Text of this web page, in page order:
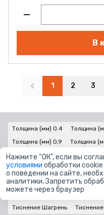
В
1 2 3
Тиснение Гладкое матовое
Тиснение Классическое
Тиснение Лофт
Тиснение
Тиснение Шагрень
Толщина (мм) 0.4 Толщина
Толщина (мм) 0,9
Толщина
Толщина (мм) 2
Нажмите “ОК”, если вы
условиями обработки
о поведении на сайте,
аналитики. Запретить
можете через браузер